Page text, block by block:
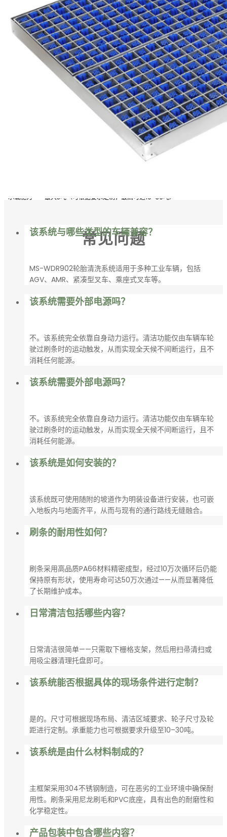
叉车/搬运车/AGV轮胎清
900 × 725 × 53 毫米（长×宽×高）
承载能力 最大3吨（可根据要求定制，最高可达10–30吨）
常见问题
该系统与哪些类型的车辆兼容？
MS-WDR902轮胎清洗系统适用于多种工业车辆，包括
AGV、AMR、紧凑型叉车、乘座式叉车等。
该系统需要外部电源吗？
不。该系统完全依靠自身动力运行。清洁功能仅由车辆车轮
驶过刷条时的运动触发，从而实现全天候不间断运行，且不
消耗任何能源。
该系统需要外部电源吗？
不。该系统完全依靠自身动力运行。清洁功能仅由车辆车轮
驶过刷条时的运动触发，从而实现全天候不间断运行，且不
消耗任何能源。
该系统是如何安装的？
该系统既可使用随附的坡道作为明装设备进行安装，也可嵌
入地板内与地面齐平，从而与现有的通行路线无缝融合。
刷条的耐用性如何？
刷条采用高品质PA66材料精密成型，经过10万次循环后仍能
保持原有形状，使用寿命可达50万次通过——从而显著降低
了长期维护成本。
日常清洁包括哪些内容？
日常清洁很简单——只需取下栅格支架，然后用扫帚清扫或
用吸尘器清理托盘即可。
该系统能否根据具体的现场条件进行定制？
是的。尺寸可根据现场布局、清洁区域要求、轮子尺寸及轮
距进行定制。承重能力也可根据要求升级至10–30吨。
该系统是由什么材料制成的？
主框架采用304不锈钢制造，可在恶劣的工业环境中确保耐
用性。刷条采用尼龙刷毛和PVC底座，具有出色的耐磨性和
化学稳定性。
产品包装中包含哪些内容？